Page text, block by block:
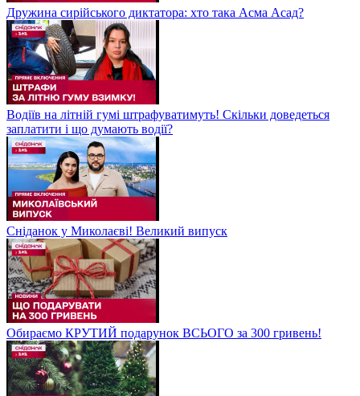
Дружина сирійського диктатора: хто така Асма Асад?
Водіїв на літній гумі штрафуватимуть! Скільки доведеться
заплатити і що думають водії?
Сніданок у Миколаєві! Великий випуск
Обираємо КРУТИЙ подарунок ВСЬОГО за 300 гривень!